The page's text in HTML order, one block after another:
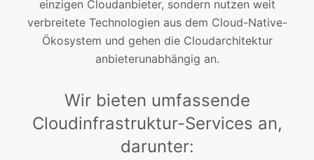
einzigen Cloudanbieter, sondern nutzen weit
verbreitete Technologien aus dem Cloud-Native-
Ökosystem und gehen die Cloudarchitektur
anbieterunabhängig an.
Wir bieten umfassende
Cloudinfrastruktur-Services an,
darunter: